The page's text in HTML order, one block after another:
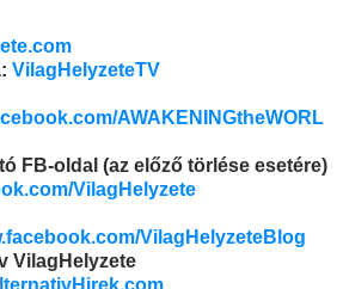
VilagHelyzeteTV
AWAKENINGtheWORL
FB-oldal (az előző törlése esetére)
VilagHelyzete
VilagHelyzeteBlog
VilagHelyzete